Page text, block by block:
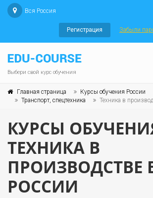
Вся Россия
Регистрация Забыли
Выбери свой курс обучения
Главная страница
Курсы обучения России
Транспорт, спецтехника
Техника в
КУРСЫ
ТЕХНИКА В
ПРОИЗВОДСТВЕ
РОССИИ